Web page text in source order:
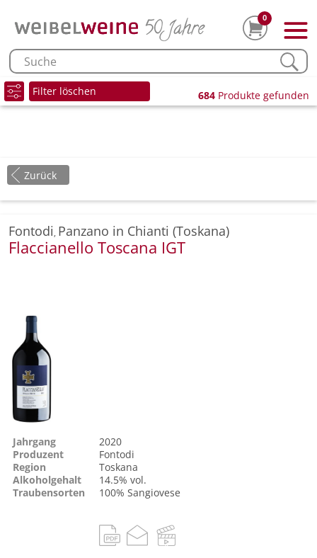
0
Filter löschen 684 Produkte gefunden
Zurück
Fontodi, Panzano in Chianti (Toskana)
Flaccianello Toscana IGT
Jahrgang
2020
Produzent
Fontodi
Region
Toskana
Alkoholgehalt
14.5% vol.
Traubensorten
100% Sangiovese